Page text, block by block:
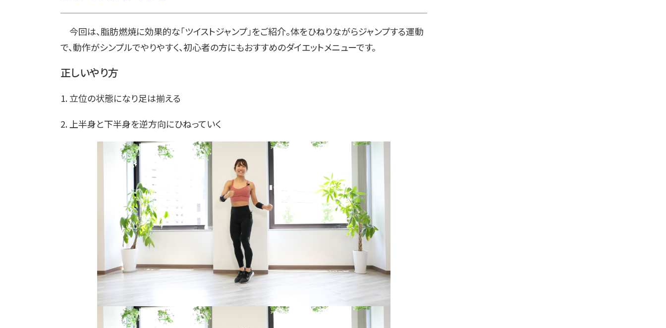
今回は、脂肪燃焼に効果的な「ツイストジャンプ」をご紹介。体をひねりながらジャンプする運動
で、動作がシンプルでやりやすく、初心者の方にもおすすめのダイエットメニューです。
正しいやり方
1. 立位の状態になり足は揃える
2. 上半身と下半身を逆方向にひねっていく